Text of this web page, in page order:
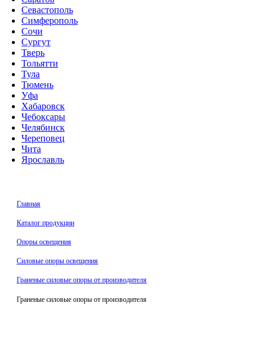
Севастополь
Симферополь
Сочи
Сургут
Тверь
Тольятти
Тула
Тюмень
Уфа
Хабаровск
Чебоксары
Челябинск
Череповец
Чита
Ярославль
Главная
Каталог продукции
Oпоры oсвeщения
Силовые опоры освещения
Граненые силовые опоры от производителя
Граненые силовые опоры от производителя